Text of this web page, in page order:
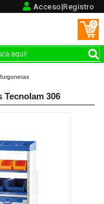
Acceso|Registro
0
306